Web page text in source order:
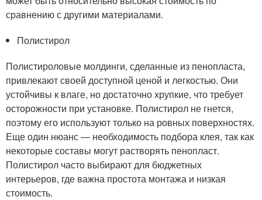
сравнению с другими материалами.
Полистирол
Полистироловые молдинги, сделанные из пенопласта,
привлекают своей доступной ценой и легкостью. Они
устойчивы к влаге, но достаточно хрупкие, что требует
осторожности при установке. Полистирол не гнется,
поэтому его используют только на ровных поверхностях.
Еще один нюанс — необходимость подбора клея, так как
некоторые составы могут растворять пенопласт.
Полистирол часто выбирают для бюджетных
интерьеров, где важна простота монтажа и низкая
стоимость.